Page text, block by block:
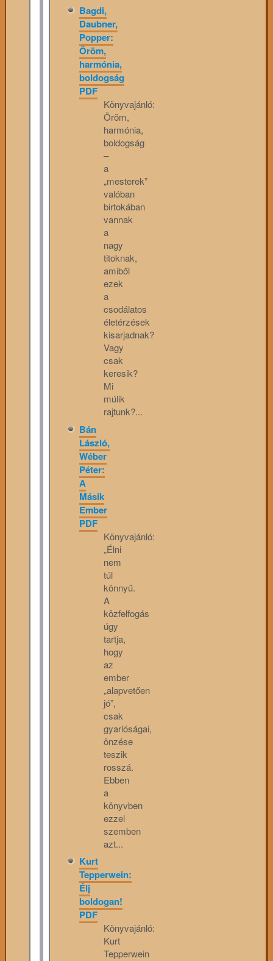
Bagdi,
Daubner,
Popper:
Öröm,
harmónia,
boldogság
PDF
Könyvajánló:
Öröm,
harmónia,
boldogság
–
a
„mesterek”
valóban
birtokában
vannak
a
nagy
titoknak,
amiből
ezek
a
csodálatos
életérzések
kisarjadnak?
Vagy
csak
keresik?
Mi
múlik
rajtunk?...
Bán
László,
Wéber
Péter:
A
Másik
Ember
PDF
Könyvajánló:
„Élni
nem
túl
könnyű.
A
közfelfogás
úgy
tartja,
hogy
az
ember
„alapvetően
jó”,
csak
gyarlóságai,
önzése
teszik
rosszá.
Ebben
a
könyvben
ezzel
szemben
azt...
Kurt
Tepperwein:
Élj
boldogan!
PDF
Könyvajánló:
Kurt
Tepperwein